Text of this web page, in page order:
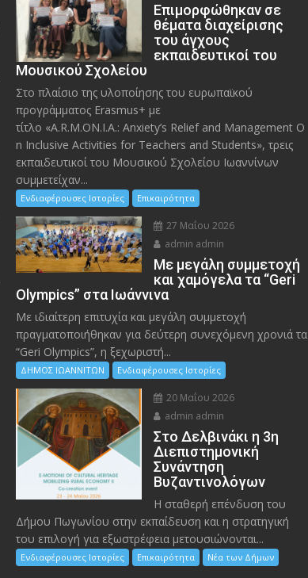
Eπιμορφώθηκαν σε
θέματα διαχείρισης
του άγχους
εκπαιδευτικοί του
Μουσικού Σχολείου
Στο πλαίσιο της υλοποίησης του ευρωπαϊκού
προγράμματος Erasmus+ με
τίτλο «A.R.M.ON.I.A.: Anxiety’s Relief and Management O
n Inclusive Activities for Teachers and Students», τρεις
εκπαιδευτικοί του Μουσικού Σχολείου Ιωαννίνων
συμμετείχαν...
Ενδιαφέρουσες Ιστορίες Επικαιρότητα
27 Μαΐου 2026
admin admin
Με μεγάλη συμμετοχή
και χαμόγελα τα “Geri
Olympics” στα Ιωάννινα
Με ιδιαίτερη επιτυχία και μεγάλη συμμετοχή
πραγματοποιήθηκαν για δεύτερη συνεχόμενη χρονιά τα
“Geri Olympics”, η ξεχωριστή...
ΔΗΜΟΣ ΙΩΑΝΝΙΤΩΝ Ενδιαφέρουσες Ιστορίες
20 Μαΐου 2026
admin admin
Στο Δελβινάκι η 3η
Διεπιστημονική
Συνάντηση
Βυζαντινολόγων
Η σταθερή επένδυση του
Δήμου Πωγωνίου στην εκπαίδευση και η στρατηγική
του επιλογή για εξωστρέφεια μετουσιώνονται...
Ενδιαφέρουσες Ιστορίες Επικαιρότητα Νέα των Δήμων